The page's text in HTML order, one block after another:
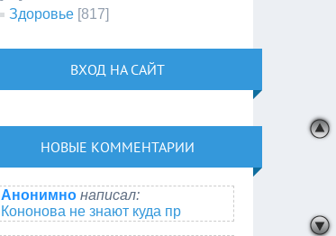
Здоровье [817]
ВХОД НА САЙТ
НОВЫЕ КОММЕНТАРИИ
Анонимно написал:
Кононова не знают куда пр